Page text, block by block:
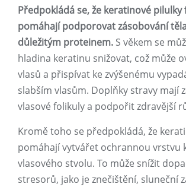
Předpokládá se, že keratinové pilulky
pomáhají podporovat zásobování
důležitým proteinem. S věkem se
hladina keratinu snižovat, což může
vlasů a přispívat ke zvýšenému
slabším vlasům. Doplňky stravy mají
vlasové folikuly a podpořit zdravější
Kromě toho se předpokládá, že
pomáhají vytvářet ochrannou vrstvu
vlasového stvolu. To může snížit
stresorů, jako je znečištění, sluneční